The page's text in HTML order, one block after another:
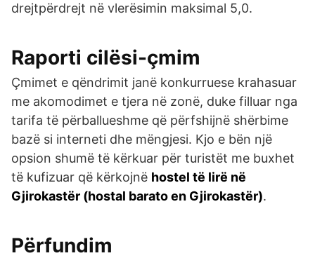
drejtpërdrejt në vlerësimin maksimal 5,0.
Raporti cilësi-çmim
Çmimet e qëndrimit janë konkurruese krahasuar
me akomodimet e tjera në zonë, duke filluar nga
tarifa të përballueshme që përfshijnë shërbime
bazë si interneti dhe mëngjesi. Kjo e bën një
opsion shumë të kërkuar për turistët me buxhet
të kufizuar që kërkojnë hostel të lirë në
Gjirokastër (hostal barato en Gjirokastër).
Përfundim